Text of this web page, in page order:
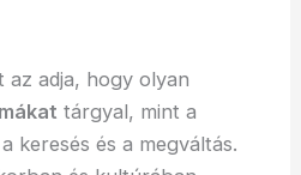
adja, hogy olyan
tárgyal, mint a
keresés és a megváltás.